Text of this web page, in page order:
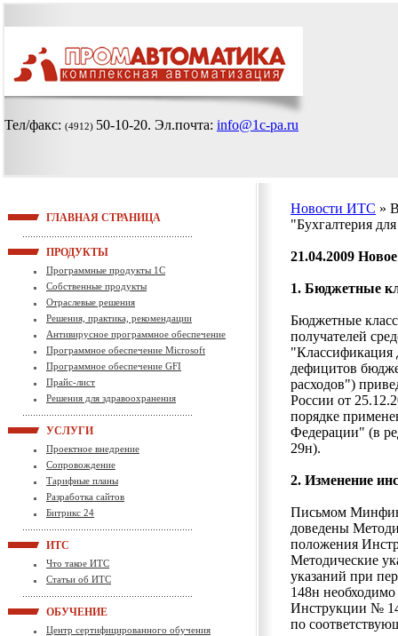
Тел/факс: (4912) 50-10-20. Эл.почта: info@1c-pa.ru
ГЛАВНАЯ СТРАНИЦА
ПРОДУКТЫ
Программные продукты 1С
Собственные продукты
Отраслевые решения
Решения, практика, рекомендации
Антивирусное программное обеспечение
Программное обеспечение Microsoft
Программное обеспечение GFI
Прайс-лист
Решения для здравоохранения
УСЛУГИ
Проектное внедрение
Сопровождение
Тарифные планы
Разработка сайтов
Битрикс 24
ИТС
Что такое ИТС
Статьи об ИТС
ОБУЧЕНИЕ
Центр сертифицированного обучения
Новости ИТС »
"Бухгалтерия
21.04.2009
1. Бюджетные
Бюджетные
получателей
"Классификация
дефицитов
расходов")
России от
порядке
Федерации" (в
29н).
2. Изменение
Письмом
доведены
положения
Методические
указаний при
148н
Инструкции №
по